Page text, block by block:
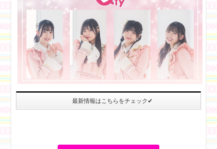
最新情報はこちらをチェック✔